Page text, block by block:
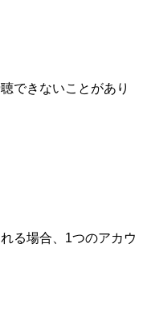
できないことがあり
る場合、1つのアカウ